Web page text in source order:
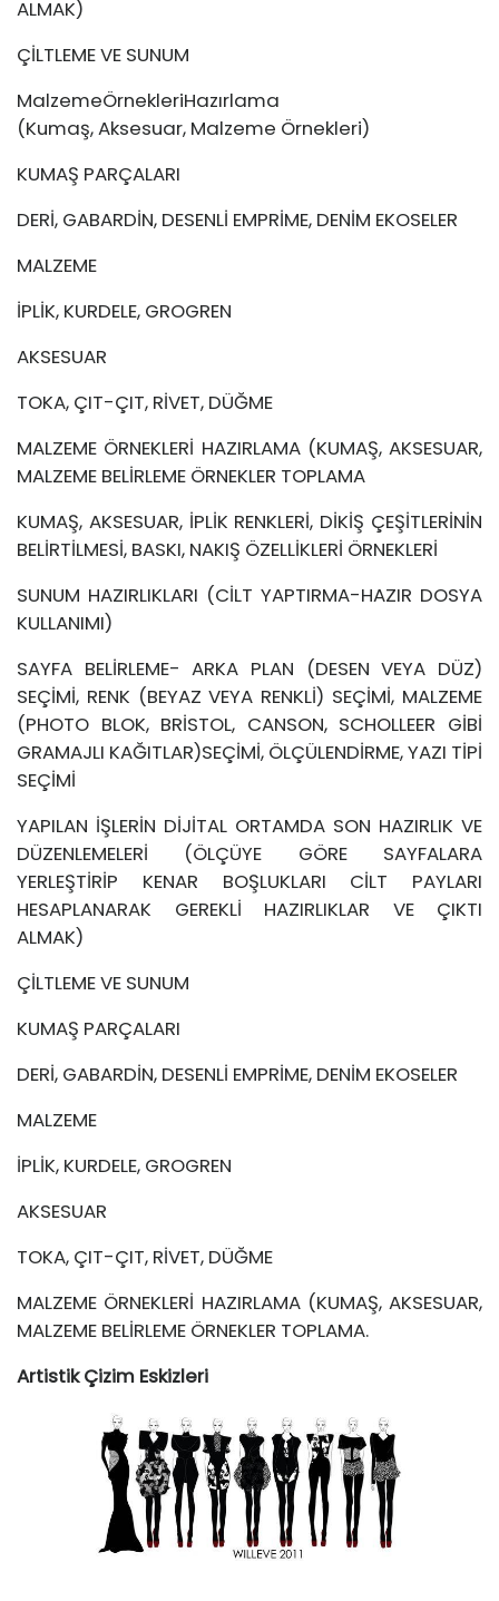
ALMAK)
ÇİLTLEME VE SUNUM
MalzemeÖrnekleriHazırlama
(Kumaş, Aksesuar, Malzeme Örnekleri)
KUMAŞ PARÇALARI
DERİ, GABARDİN, DESENLİ EMPRİME, DENİM EKOSELER
MALZEME
İPLİK, KURDELE, GROGREN
AKSESUAR
TOKA, ÇIT-ÇIT, RİVET, DÜĞME
MALZEME ÖRNEKLERİ HAZIRLAMA (KUMAŞ, AKSESUAR,
MALZEME BELİRLEME ÖRNEKLER TOPLAMA
KUMAŞ, AKSESUAR, İPLİK RENKLERİ, DİKİŞ ÇEŞİTLERİNİN
BELİRTİLMESİ, BASKI, NAKIŞ ÖZELLİKLERİ ÖRNEKLERİ
SUNUM HAZIRLIKLARI (CİLT YAPTIRMA-HAZIR DOSYA
KULLANIMI)
SAYFA BELİRLEME- ARKA PLAN (DESEN VEYA DÜZ)
SEÇİMİ, RENK (BEYAZ VEYA RENKLİ) SEÇİMİ, MALZEME
(PHOTO BLOK, BRİSTOL, CANSON, SCHOLLEER GİBİ
GRAMAJLI KAĞITLAR)SEÇİMİ, ÖLÇÜLENDİRME, YAZI TİPİ
SEÇİMİ
YAPILAN İŞLERİN DİJİTAL ORTAMDA SON HAZIRLIK VE
DÜZENLEMELERİ (ÖLÇÜYE GÖRE SAYFALARA
YERLEŞTİRİP KENAR BOŞLUKLARI CİLT PAYLARI
HESAPLANARAK GEREKLİ HAZIRLIKLAR VE ÇIKTI
ALMAK)
ÇİLTLEME VE SUNUM
KUMAŞ PARÇALARI
DERİ, GABARDİN, DESENLİ EMPRİME, DENİM EKOSELER
MALZEME
İPLİK, KURDELE, GROGREN
AKSESUAR
TOKA, ÇIT-ÇIT, RİVET, DÜĞME
MALZEME ÖRNEKLERİ HAZIRLAMA (KUMAŞ, AKSESUAR,
MALZEME BELİRLEME ÖRNEKLER TOPLAMA.
Artistik Çizim Eskizleri